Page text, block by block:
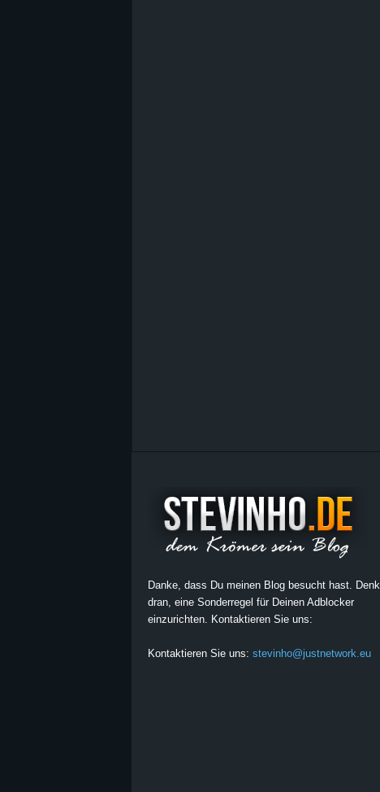
Danke, dass Du meinen Blog besucht hast. Denk
dran, eine Sonderregel für Deinen Adblocker
einzurichten. Kontaktieren Sie uns:
Kontaktieren Sie uns: stevinho@justnetwork.eu